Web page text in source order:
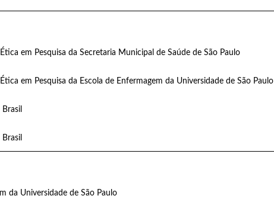
em Pesquisa da Secretaria Municipal de Saúde de São Paulo
em Pesquisa da Escola de Enfermagem da Universidade de São Paulo
da Universidade de São Paulo